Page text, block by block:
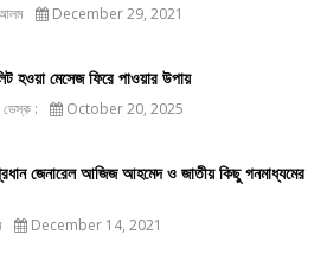
আলম December 29, 2021
হওয়া মেসেজ ফিরে পাওয়ার উপায়
: October 20, 2025
জেনারেল আজিজ আহমেদ ও জাতীয় কিছু গনমাধ্যমের
December 14, 2021